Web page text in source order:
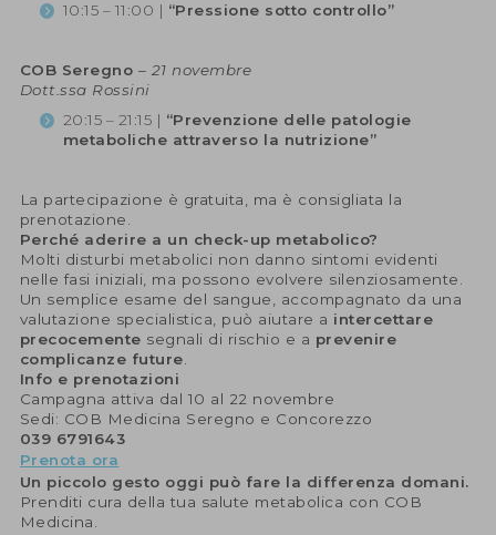
10:15 – 11:00 | “Pressione sotto controllo”
COB Seregno – 21 novembre
Dott.ssa Rossini
20:15 – 21:15 | “Prevenzione delle patologie
metaboliche attraverso la nutrizione”
La partecipazione è gratuita, ma è consigliata la
prenotazione.
Perché aderire a un check-up metabolico?
Molti disturbi metabolici non danno sintomi evidenti
nelle fasi iniziali, ma possono evolvere silenziosamente.
Un semplice esame del sangue, accompagnato da una
valutazione specialistica, può aiutare a intercettare
precocemente segnali di rischio e a prevenire
complicanze future.
Info e prenotazioni
Campagna attiva dal 10 al 22 novembre
Sedi: COB Medicina Seregno e Concorezzo
039 6791643
Prenota ora
Un piccolo gesto oggi può fare la differenza domani.
Prenditi cura della tua salute metabolica con COB
Medicina.